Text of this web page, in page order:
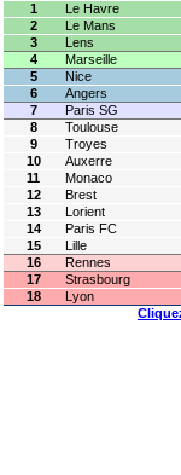
1
Le Havre
2
Le Mans
3
Lens
4
Marseille
5
Nice
6
Angers
7
Paris SG
8
Toulouse
9
Troyes
10
Auxerre
11
Monaco
12
Brest
13
Lorient
14
Paris FC
15
Lille
16
Rennes
17
Strasbourg
18
Lyon